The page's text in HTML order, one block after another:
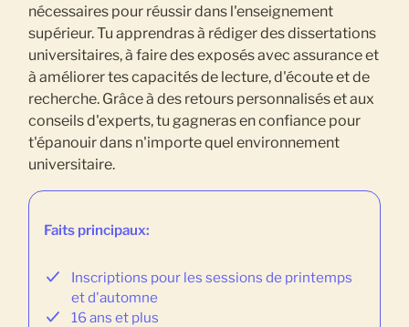
nécessaires pour réussir dans l'enseignement
supérieur. Tu apprendras à rédiger des dissertations
universitaires, à faire des exposés avec assurance et
à améliorer tes capacités de lecture, d'écoute et de
recherche. Grâce à des retours personnalisés et aux
conseils d'experts, tu gagneras en confiance pour
t'épanouir dans n'importe quel environnement
universitaire.
Faits principaux:
Inscriptions pour les sessions de printemps
et d'automne
16 ans et plus